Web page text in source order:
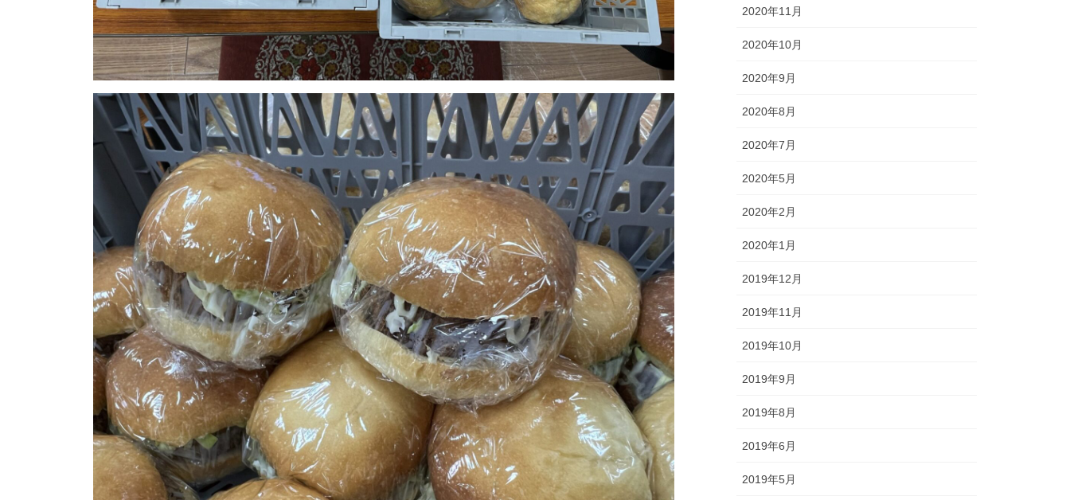
2020年11月
2020年10月
2020年9月
2020年8月
2020年7月
2020年5月
2020年2月
2020年1月
2019年12月
2019年11月
2019年10月
2019年9月
2019年8月
2019年6月
2019年5月